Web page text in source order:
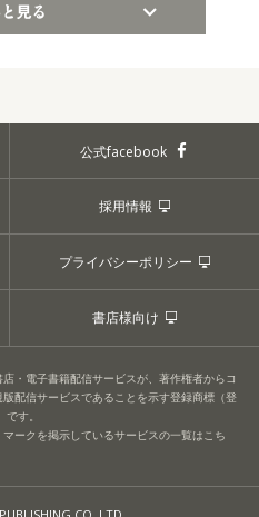
公式facebook
採用情報
プライバシーポリシー
書店様向け
・電子書籍配信サービスが、著作権者からコ
配信サービスであることを示す登録商標（登
す。
ークを掲示しているサービスの一覧はこち